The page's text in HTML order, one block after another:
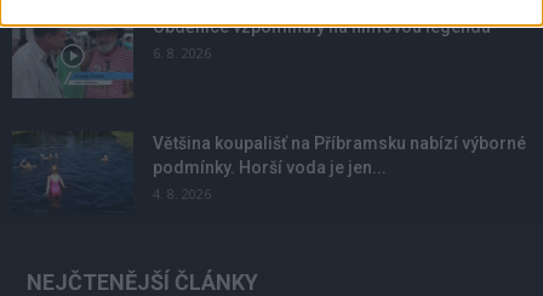
Obděnice vzpomínaly na filmovou legendu
6. 8. 2026
Většina koupališť na Příbramsku nabízí výborné
podmínky. Horší voda je jen...
4. 8. 2026
NEJČTENĚJŠÍ ČLÁNKY